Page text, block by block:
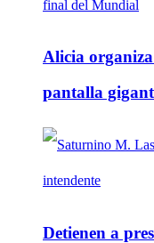
Alicia
pantalla
Detienen a